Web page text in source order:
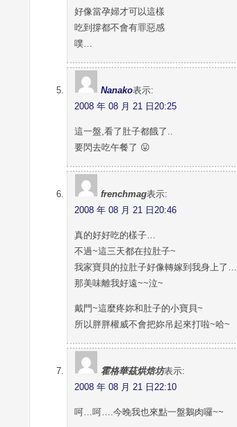
好像當孕婦才可以這樣
吃到撐都不會有罪惡感
噗…
Nanako表示:
2008 年 08 月 21 日20:25
這一盤,看了肚子都餓了..
要閃去吃午餐了 😛
frenchmag表示:
2008 年 08 月 21 日20:46
真的好好吃的樣子…
不過~這三天都在拉肚子~
我家寶貝的拉肚子好像轉嫁到我身上了…
那美味離我好遠~~泣~
戴門~這麼疼妳和肚子的小寶貝~
所以胖胖權威不會把妳吊起來打啦~哈~
霍格華茲烘焙坊表示:
2008 年 08 月 21 日22:10
呵…呵….今晚我也來點一盤鵝肉囉~~